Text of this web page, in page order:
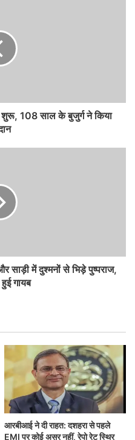
शुरू, 108 साल के बुजुर्ग ने किया
साड़ी में दुश्मनों से भिड़े पुष्पराज,
गायब
आरबीआई ने दी राहत: दशहरा से पहले
EMI पर कोई असर नहीं, रेपो रेट स्थिर